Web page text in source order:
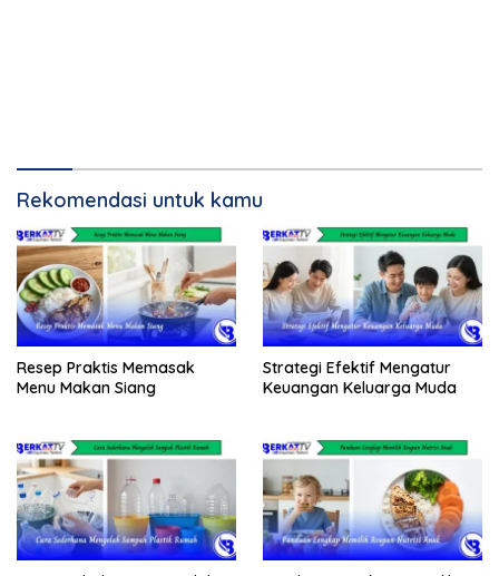
Rekomendasi untuk kamu
Resep Praktis Memasak
Menu Makan Siang
Strategi Efektif Mengatur
Keuangan Keluarga Muda